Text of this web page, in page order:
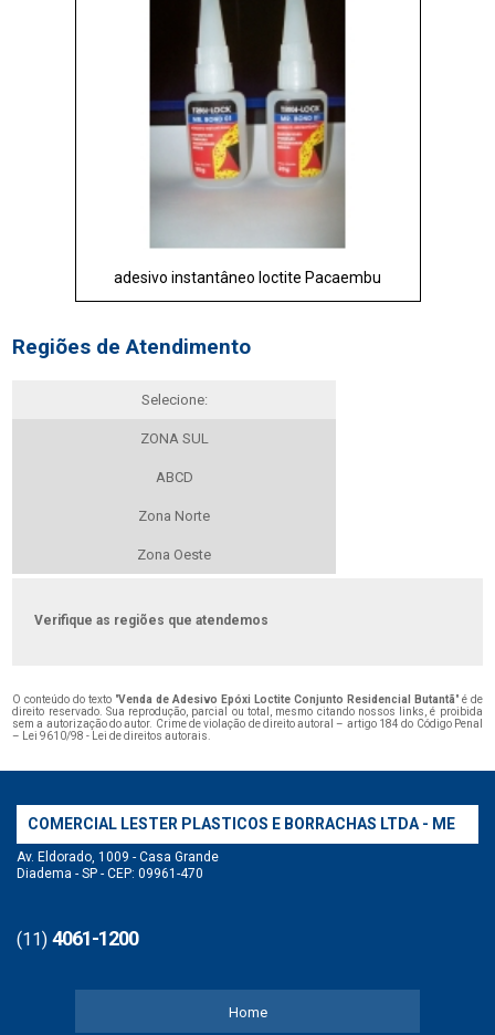
adesivo instantâneo loctite Pacaembu
Regiões de Atendimento
Selecione:
ZONA SUL
ABCD
Zona Norte
Zona Oeste
Verifique as regiões que atendemos
O conteúdo do texto "Venda de Adesivo Epóxi Loctite Conjunto Residencial Butantã" é de
direito reservado. Sua reprodução, parcial ou total, mesmo citando nossos links, é proibida
sem a autorização do autor. Crime de violação de direito autoral – artigo 184 do Código Penal
–
Lei 9610/98 - Lei de direitos autorais
COMERCIAL LESTER PLASTICOS E BORRACHAS LTDA - ME
Av. Eldorado, 1009 - Casa Grande
Diadema - SP - CEP: 09961-470
(11) 4061-1200
Home